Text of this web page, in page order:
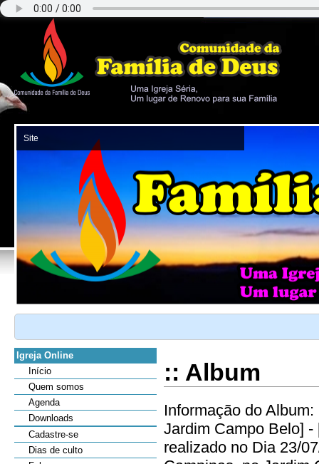
Igreja Online
Início
Quem somos
Agenda
Downloads
Cadastre-se
Dias de culto
:: Album
Informação do Album:
Jardim Campo Belo] -
realizado no Dia 23/